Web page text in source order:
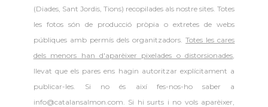
(Diades, Sant Jordis, Tions) recopilades als nostre sites. Totes
les fotos són de producció pròpia o extretes de webs
públiques amb permís dels organitzadors.Totes les cares
dels menors han d'aparèixer pixelades o distorsionades,
llevat que els pares ens hagin autoritzar explícitament a
publicar-les. Si no és així fes-nos-ho saber a
info@catalansalmon.com. Si hi surts i no vols aparèixer,